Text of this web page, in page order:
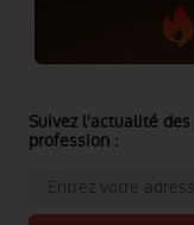
Suivez l'actualité
profession :